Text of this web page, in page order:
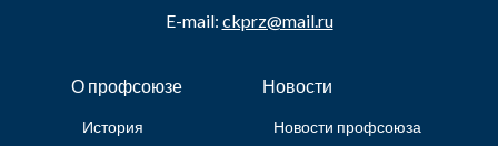
E-mail: ckprz@mail.ru
О профсоюзе
История
Новости
Новости профсоюза